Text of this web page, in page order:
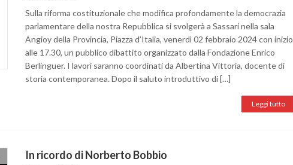
Sulla riforma costituzionale che modifica profondamente la democrazia
parlamentare della nostra Repubblica si svolgerà a Sassari nella sala
Angioy della Provincia, Piazza d’Italia, venerdì 02 febbraio 2024 con inizio
alle 17.30, un pubblico dibattito organizzato dalla Fondazione Enrico
Berlinguer. I lavori saranno coordinati da Albertina Vittoria, docente di
storia contemporanea. Dopo il saluto introduttivo di […]
Leggi tutto
In ricordo di Norberto Bobbio